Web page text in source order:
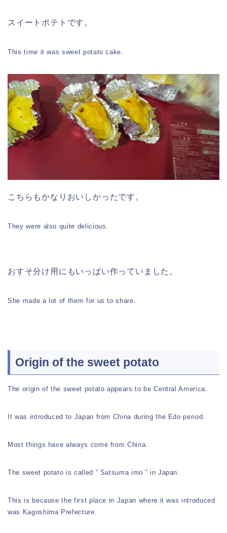
スイートポテトです。
This time it was sweet potato cake.
こちらもかなりおいしかったです。
They were also quite delicious.
おすそ分け用にもいっぱい作っていました。
She made a lot of them for us to share.
Origin of the sweet potato
The origin of the sweet potato appears to be Central America.
It was introduced to Japan from China during the Edo period.
Most things have always come from China.
The sweet potato is called ” Satsuma imo ” in Japan.
This is because the first place in Japan where it was introduced
was Kagoshima Prefecture.